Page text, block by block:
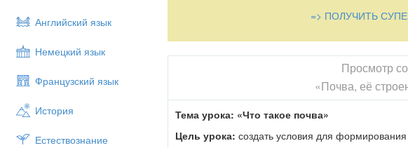
Английский язык
Немецкий язык
Французский язык
История
Естествознание
=> ПОЛУЧИТЬ
Просмотр
«Почва, её
Тема урока: «Что такое почва»
Цель урока: создать условия для